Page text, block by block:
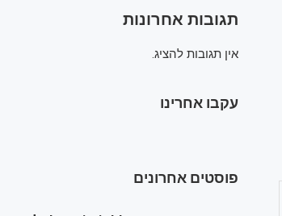
תגובות אחרונות
אין תגובות להציג.
עקבו אחרינו
פוסטים אחרונים